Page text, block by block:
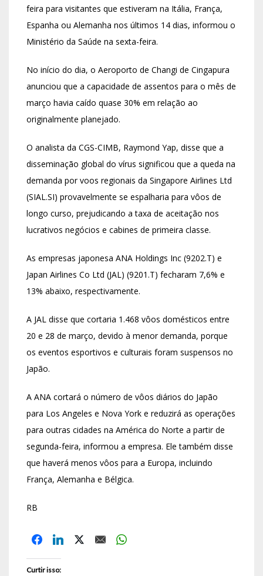
feira para visitantes que estiveram na Itália, França,
Espanha ou Alemanha nos últimos 14 dias, informou o
Ministério da Saúde na sexta-feira.
No início do dia, o Aeroporto de Changi de Cingapura
anunciou que a capacidade de assentos para o mês de
março havia caído quase 30% em relação ao
originalmente planejado.
O analista da CGS-CIMB, Raymond Yap, disse que a
disseminação global do vírus significou que a queda na
demanda por voos regionais da Singapore Airlines Ltd
(SIAL.SI) provavelmente se espalharia para vôos de
longo curso, prejudicando a taxa de aceitação nos
lucrativos negócios e cabines de primeira classe.
As empresas japonesa ANA Holdings Inc (9202.T) e
Japan Airlines Co Ltd (JAL) (9201.T) fecharam 7,6% e
13% abaixo, respectivamente.
A JAL disse que cortaria 1.468 vôos domésticos entre
20 e 28 de março, devido à menor demanda, porque
os eventos esportivos e culturais foram suspensos no
Japão.
A ANA cortará o número de vôos diários do Japão
para Los Angeles e Nova York e reduzirá as operações
para outras cidades na América do Norte a partir de
segunda-feira, informou a empresa. Ele também disse
que haverá menos vôos para a Europa, incluindo
França, Alemanha e Bélgica.
RB
Curtir isso: